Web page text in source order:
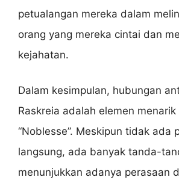
petualangan mereka dalam
orang yang mereka cintai dan
kejahatan.
Dalam kesimpulan, hubungan
Raskreia adalah elemen
“Noblesse”. Meskipun tidak ada
langsung, ada banyak tanda-
menunjukkan adanya perasaan